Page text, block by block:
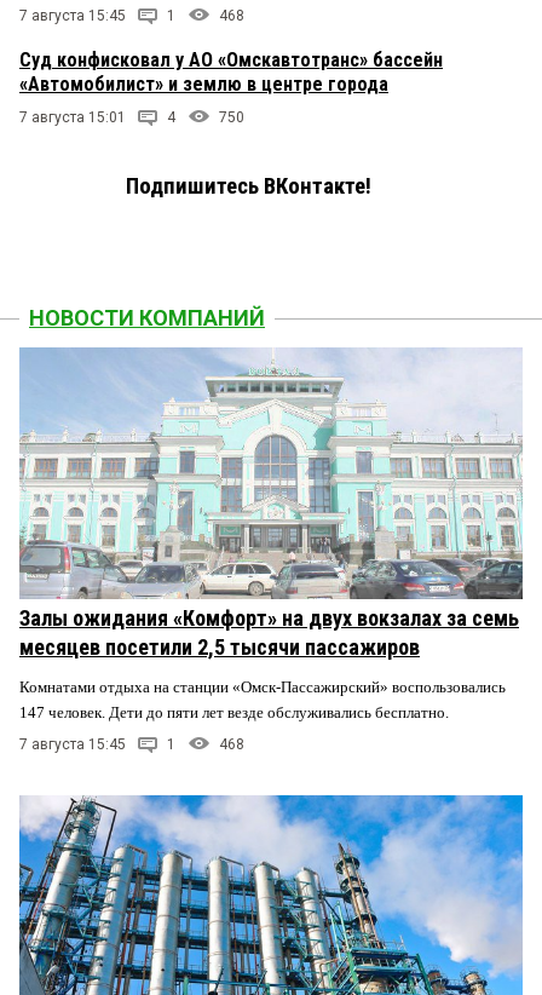
7 августа 15:45 1 468
Суд конфисковал у АО «Омскавтотранс» бассейн
«Автомобилист» и землю в центре города
7 августа 15:01 4 750
Подпишитесь ВКонтакте!
НОВОСТИ КОМПАНИЙ
Залы ожидания «Комфорт» на двух вокзалах за семь
месяцев посетили 2,5 тысячи пассажиров
Комнатами отдыха на станции «Омск-Пассажирский» воспользовались
147 человек. Дети до пяти лет везде обслуживались бесплатно.
7 августа 15:45 1 468